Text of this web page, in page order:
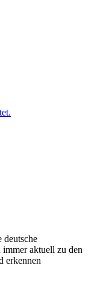
deutsche
aktuell zu den
erkennen